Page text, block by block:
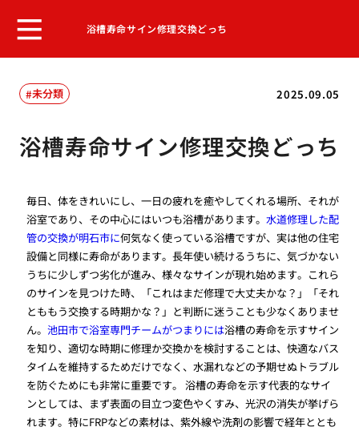
浴槽寿命サイン修理交換どっち
2025.09.05
未分類
浴槽寿命サイン修理交換どっち
毎日、体をきれいにし、一日の疲れを癒やしてくれる場所、それが
浴室であり、その中心にはいつも浴槽があります。水道修理した配
管の交換が明石市に何気なく使っている浴槽ですが、実は他の住宅
設備と同様に寿命があります。長年使い続けるうちに、気づかない
うちに少しずつ劣化が進み、様々なサインが現れ始めます。これら
のサインを見つけた時、「これはまだ修理で大丈夫かな？」「それ
とももう交換する時期かな？」と判断に迷うことも少なくありませ
ん。池田市で浴室専門チームがつまりには浴槽の寿命を示すサイン
を知り、適切な時期に修理か交換かを検討することは、快適なバス
タイムを維持するためだけでなく、水漏れなどの予期せぬトラブル
を防ぐためにも非常に重要です。 浴槽の寿命を示す代表的なサイ
ンとしては、まず表面の目立つ変色やくすみ、光沢の消失が挙げら
れます。特にFRPなどの素材は、紫外線や洗剤の影響で経年ととも